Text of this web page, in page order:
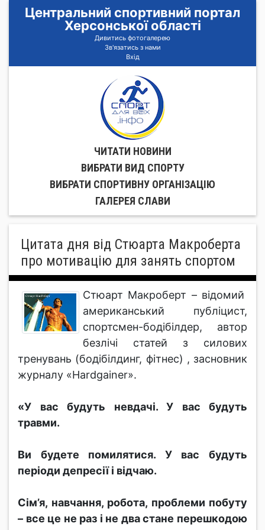
Центральний спортивний портал
Херсонської області
Дивитись фотогалерею
Зв'язатись з нами
Вхід
ЧИТАТИ НОВИНИ
ВИБРАТИ ВИД СПОРТУ
ВИБРАТИ СПОРТИВНУ ОРГАНIЗАЦIЮ
ГАЛЕРЕЯ СЛАВИ
Цитата дня від Стюарта Макроберта
про мотивацію для занять спортом
Стюарт Макроберт – відомий
американський публіцист,
спортсмен-бодібілдер, автор
безлічі статей з силових
тренувань (бодібілдинг, фітнес) , засновник
журналу «Hardgainer».
«У вас будуть невдачі. У вас будуть
травми.
Ви будете помилятися. У вас будуть
періоди депресії і відчаю.
Сім’я, навчання, робота, проблеми побуту
– все це не раз і не два стане перешкодою